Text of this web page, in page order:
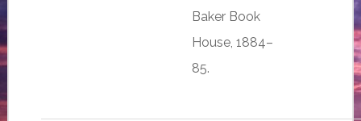
Baker Book
House, 1884–
85.